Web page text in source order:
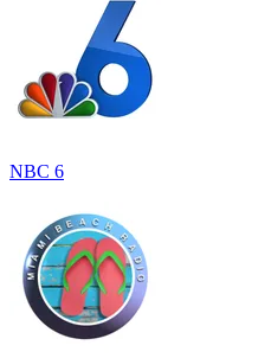
NBC 6